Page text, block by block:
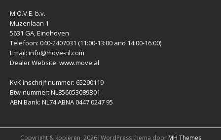
M.O.V.E. b.v.
Muzenlaan 1
5631 GA, Eindhoven
Telefoon: 040-2407031 (11:00-13:00 and 14:00-16:00)
Email: info@move-nl.com
Dealer Website: www.move.al
KvK inschrijf nummer: 65290119
Btw-nummer: NL856053089B01
ABN Bank: NL74 ABNA 0447 0247 95
Copyright & kopiëren; 2026|WordPress thema door MH Themes